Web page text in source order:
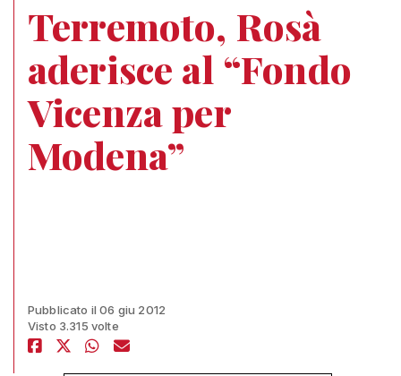
Terremoto, Rosà
aderisce al “Fondo
Vicenza per
Modena”
Pubblicato il 06 giu 2012
Visto 3.315 volte